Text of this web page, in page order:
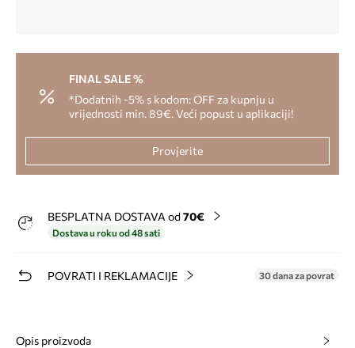
FINAL SALE %
*Dodatnih -5% s kodom: OFF za kupnju u
vrijednosti min. 89€. Veći popust u aplikaciji!
Provjerite
BESPLATNA DOSTAVA od 70€
Dostava u roku od 48 sati
POVRATI I REKLAMACIJE 30 dana za povrat
Opis proizvoda